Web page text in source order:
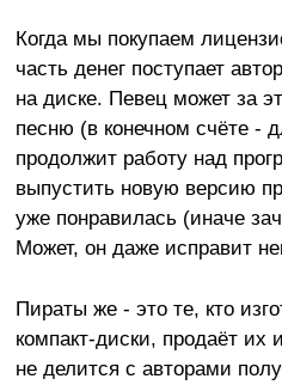
Когда мы покупаем
часть денег поступает
на диске. Певец может за
песню (в конечном счёте -
продолжит работу над
выпустить новую версию
уже понравилась (иначе
Может, он даже исправит
Пираты же - это те, кто
компакт-диски, продаёт
не делится с авторами